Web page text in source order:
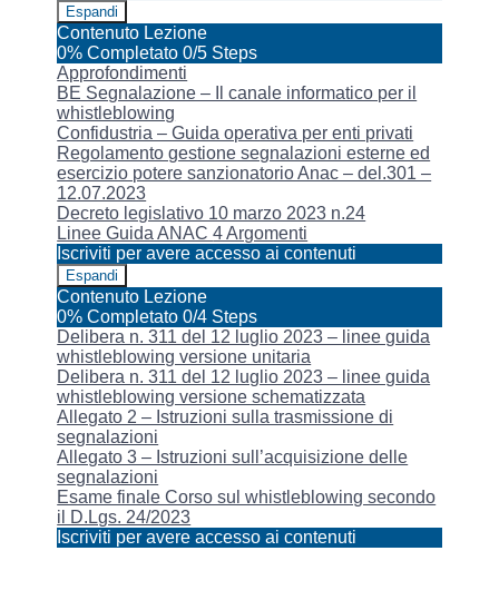
Espandi
Risorse
utili
Contenuto Lezione
0% Completato0/5 Steps
Approfondimenti
BE Segnalazione – Il canale informatico per il
whistleblowing
Confidustria – Guida operativa per enti privati
Regolamento gestione segnalazioni esterne ed
esercizio potere sanzionatorio Anac – del.301 –
12.07.2023
Decreto legislativo 10 marzo 2023 n.24
Linee Guida ANAC4 Argomenti
Iscriviti per avere accesso ai contenuti
Espandi
Linee
Guida
ANAC
Contenuto Lezione
0% Completato0/4 Steps
Delibera n. 311 del 12 luglio 2023 – linee guida
whistleblowing versione unitaria
Delibera n. 311 del 12 luglio 2023 – linee guida
whistleblowing versione schematizzata
Allegato 2 – Istruzioni sulla trasmissione di
segnalazioni
Allegato 3 – Istruzioni sull’acquisizione delle
segnalazioni
Esame finale Corso sul whistleblowing secondo
il D.Lgs. 24/2023
Iscriviti per avere accesso ai contenuti